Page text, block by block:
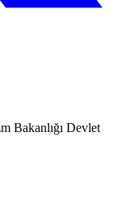
Bakanlığı Devlet